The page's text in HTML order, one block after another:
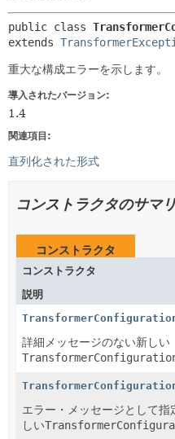
ヘルプ
public class
extends
重大な構成エラーを示します。
導入されたバージョン:
1.4
関連項目:
直列化された形式
コンストラクタのサマ
コンストラクタ
コンストラクタ
説明
詳細メッセージのない新しい
エラー・メッセージとして指
しい